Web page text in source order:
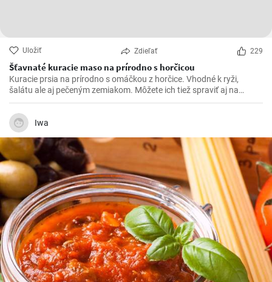
Uložiť Zdieľať 229
Šťavnaté kuracie maso na prírodno s horčicou
Kuracie prsia na prírodno s omáčkou z horčice. Vhodné k ryži,
šalátu ale aj pečeným zemiakom. Môžete ich tiež spraviť aj na
spôsob šťavnatých kuracích rezňov - taktiež na prírodno.
Iwa